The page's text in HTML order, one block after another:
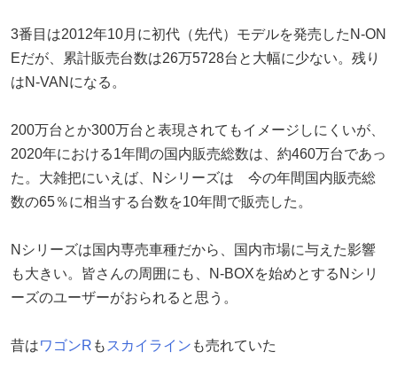
3番目は2012年10月に初代（先代）モデルを発売したN-ON
Eだが、累計販売台数は26万5728台と大幅に少ない。残り
はN-VANになる。
200万台とか300万台と表現されてもイメージしにくいが、
2020年における1年間の国内販売総数は、約460万台であっ
た。大雑把にいえば、Nシリーズは 今の年間国内販売総
数の65％に相当する台数を10年間で販売した。
Nシリーズは国内専売車種だから、国内市場に与えた影響
も大きい。皆さんの周囲にも、N-BOXを始めとするNシリ
ーズのユーザーがおられると思う。
昔はワゴンR も スカイライン も売れていた